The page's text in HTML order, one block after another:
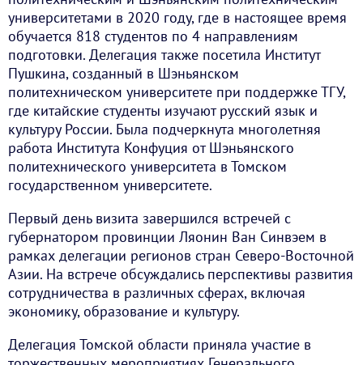
университетами в 2020 году, где в настоящее время
обучается 818 студентов по 4 направлениям
подготовки. Делегация также посетила Институт
Пушкина, созданный в Шэньянском
политехническом университете при поддержке ТГУ,
где китайские студенты изучают русский язык и
культуру России. Была подчеркнута многолетняя
работа Института Конфуция от Шэньянского
политехнического университета в Томском
государственном университете.
Первый день визита завершился встречей с
губернатором провинции Ляонин Ван Синвэем в
рамках делегации регионов стран Северо-Восточной
Азии. На встрече обсуждались перспективы развития
сотрудничества в различных сферах, включая
экономику, образование и культуру.
Делегация Томской области приняла участие в